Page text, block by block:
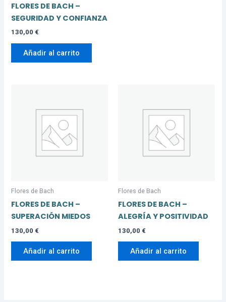
FLORES DE BACH –
SEGURIDAD Y CONFIANZA
130,00 €
Añadir al carrito
Flores de Bach
FLORES DE BACH –
SUPERACIÓN MIEDOS
130,00 €
Añadir al carrito
Flores de Bach
FLORES DE BACH –
ALEGRÍA Y POSITIVIDAD
130,00 €
Añadir al carrito